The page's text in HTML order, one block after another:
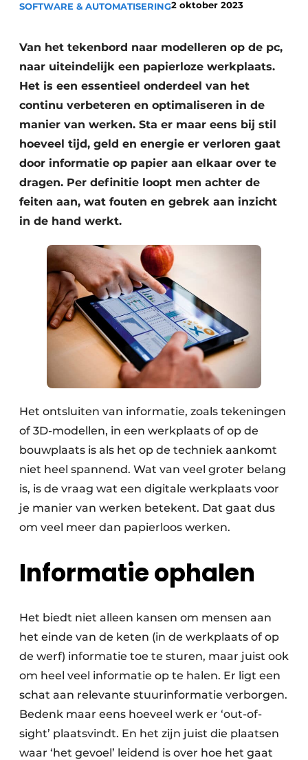
Privacy / Cookie statement
Video’s
SOFTWARE & AUTOMATISERING2 oktober 2023
Van het tekenbord naar modelleren op de pc,
naar uiteindelijk een papierloze werkplaats.
Het is een essentieel onderdeel van het
continu verbeteren en optimaliseren in de
manier van werken. Sta er maar eens bij stil
hoeveel tijd, geld en energie er verloren gaat
door informatie op papier aan elkaar over te
dragen. Per definitie loopt men achter de
feiten aan, wat fouten en gebrek aan inzicht
in de hand werkt.
Het ontsluiten van informatie, zoals tekeningen
of 3D-modellen, in een werkplaats of op de
bouwplaats is als het op de techniek aankomt
niet heel spannend. Wat van veel groter belang
is, is de vraag wat een digitale werkplaats voor
je manier van werken betekent. Dat gaat dus
om veel meer dan papierloos werken.
Informatie ophalen
Het biedt niet alleen kansen om mensen aan
het einde van de keten (in de werkplaats of op
de werf) informatie toe te sturen, maar juist ook
om heel veel informatie op te halen. Er ligt een
schat aan relevante stuurinformatie verborgen.
Bedenk maar eens hoeveel werk er ‘out-of-
sight’ plaatsvindt. En het zijn juist die plaatsen
waar ‘het gevoel’ leidend is over hoe het gaat